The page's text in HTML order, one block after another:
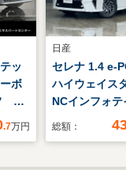
ッ
ボ
純
ー
ズコ
.7万円
日産
セレナ 1.4 e-
ハイウェイス
NCインフォテ
トシステム
ーキング
総額：